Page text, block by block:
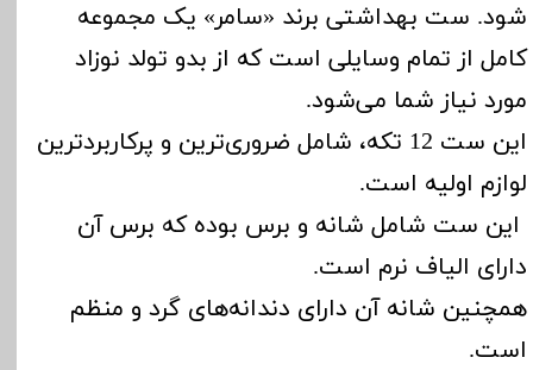
شود. ست ‌بهداشتی برند «سامر» یک مجموعه
کامل از تمام وسایلی است که از بدو تولد نوزاد
مورد نیاز شما می‌شود.
این ست 12 تکه، شامل ضروری‌ترین و پرکاربردترین
لوازم اولیه است.
این ست شامل شانه و برس بوده که برس آن
دارای الیاف نرم است.
همچنین شانه آن دارای دندانه‌های گرد و منظم
است.